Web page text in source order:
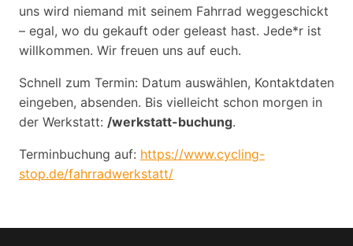
uns wird niemand mit seinem Fahrrad weggeschickt
– egal, wo du gekauft oder geleast hast. Jede*r ist
willkommen. Wir freuen uns auf euch.
Schnell zum Termin: Datum auswählen, Kontaktdaten
eingeben, absenden. Bis vielleicht schon morgen in
der Werkstatt: /werkstatt-buchung.
Terminbuchung auf: https://www.cycling-
stop.de/fahrradwerkstatt/